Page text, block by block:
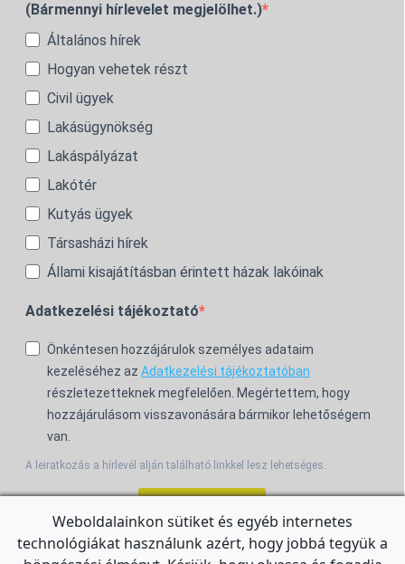
(Bármennyi hírlevelet megjelölhet.)
Általános hírek
Hogyan vehetek részt
Civil ügyek
Lakásügynökség
Lakáspályázat
Lakótér
Kutyás ügyek
Társasházi hírek
Állami kisajátításban érintett házak lakóinak
Adatkezelési tájékoztató
Önkéntesen hozzájárulok személyes adataim
kezeléséhez az Adatkezelési tájékoztatóban
részletezetteknek megfelelően. Megértettem, hogy
hozzájárulásom visszavonására bármikor lehetőségem
van.
A leiratkozás a hírlevél alján található linkkel lesz lehetséges.
For the English Newsletter, clickHERE.
Weboldalainkon sütiket és egyéb internetes
technológiákat használunk azért, hogy jobbá tegyük a